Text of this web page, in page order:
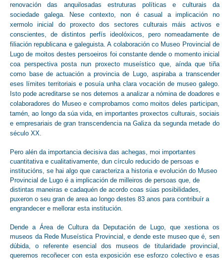
renovación das anquilosadas estruturas políticas e culturais da
sociedade galega. Nese contexto, non é casual a implicación no
xermolo inicial do proxecto dos sectores culturais máis activos e
conscientes, de distintos perfís ideolóxicos, pero nomeadamente de
filiación republicana e galeguista. A colaboración co Museo Provincial de
Lugo de moitos destes persoeiros foi constante dende o momento inicial
coa perspectiva posta nun proxecto museístico que, aínda que tiña
como base de actuación a provincia de Lugo, aspiraba a transcender
eses límites territoriais e posuía unha clara vocación de museo galego.
Isto pode acreditarse se nos detemos a analizar a nómina de doadores e
colaboradores do Museo e comprobamos como moitos deles participan,
tamén, ao longo da súa vida, en importantes proxectos culturais, sociais
e empresariais de gran transcendencia na Galiza da segunda metade do
século XX.
Pero alén da importancia decisiva das achegas, moi importantes
cuantitativa e cualitativamente, dun círculo reducido de persoas e
institucións, se hai algo que caracteriza a historia e evolución do Museo
Provincial de Lugo é a implicación de milleiros de persoas que, de
distintas maneiras e cadaquén de acordo coas súas posibilidades,
puxeron o seu gran de area ao longo destes 83 anos para contribuír a
engrandecer e mellorar esta institución.
Dende a Área de Cultura da Deputación de Lugo, que xestiona os
museos da Rede Museística Provincial, e dende este museo que é, sen
dúbida, o referente esencial dos museos de titularidade provincial,
queremos recoñecer con esta exposición ese esforzo colectivo e esas